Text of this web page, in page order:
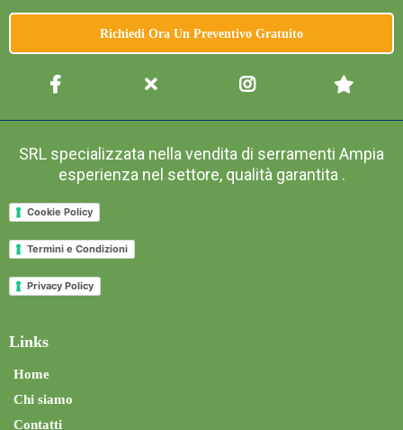
Richiedi Ora Un Preventivo Gratuito
SRL specializzata nella vendita di serramenti Ampia
esperienza nel settore, qualità garantita .
Cookie Policy
Termini e Condizioni
Privacy Policy
Links
Home
Chi siamo
Contatti